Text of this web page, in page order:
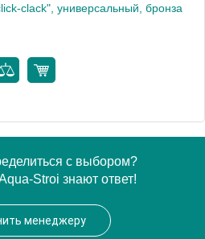
clack", универсальный, бронза
с выбором?
Stroi знают ответ!
менеджеру